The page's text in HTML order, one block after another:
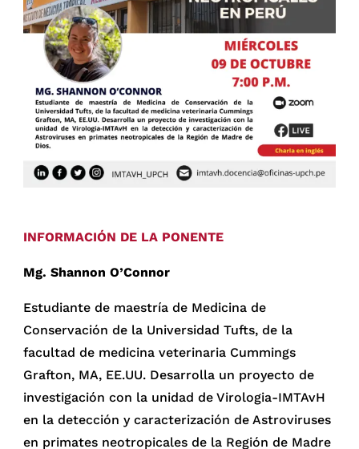
INFORMACIÓN DE LA PONENTE
Mg. Shannon O’Connor
Estudiante de maestría de Medicina de
Conservación de la Universidad Tufts, de la
facultad de medicina veterinaria Cummings
Grafton, MA, EE.UU. Desarrolla un proyecto de
investigación con la unidad de Virologia-IMTAvH
en la detección y caracterización de Astroviruses
en primates neotropicales de la Región de Madre